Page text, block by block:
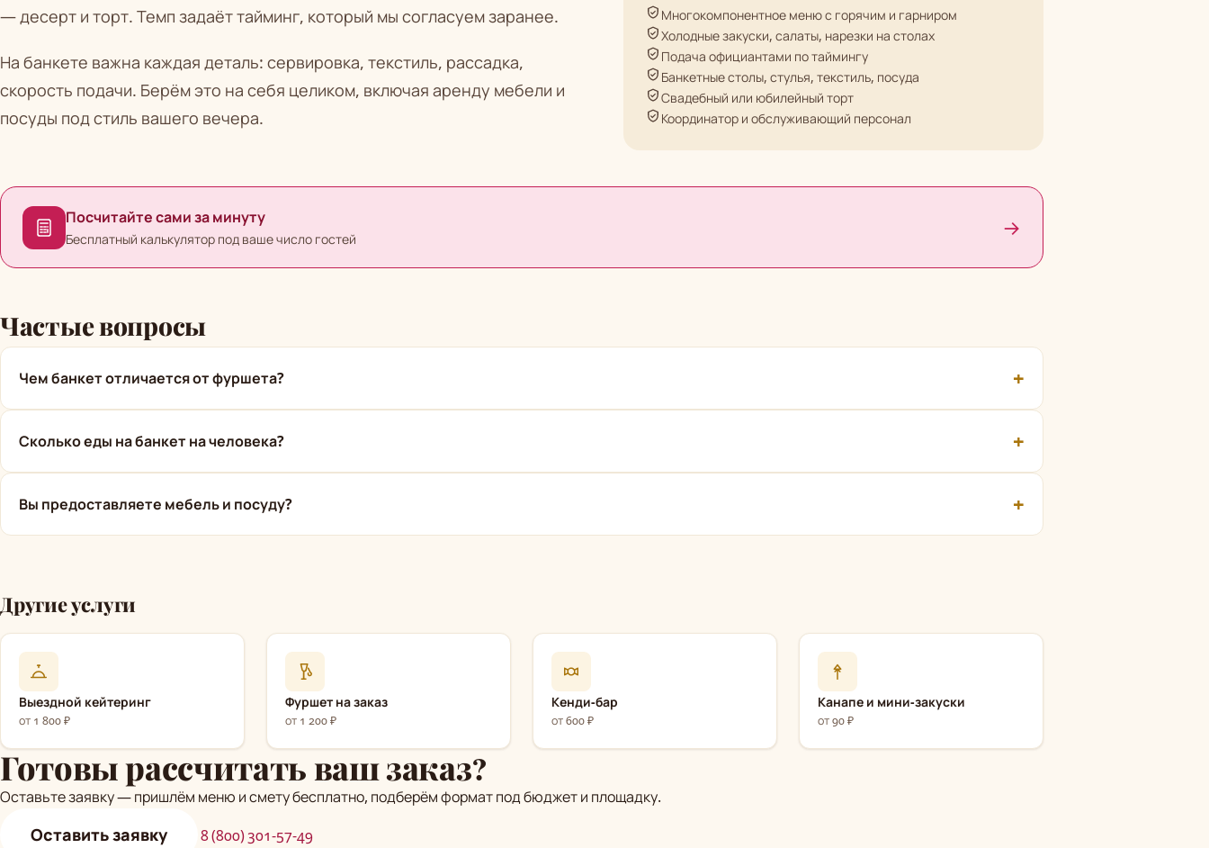
— десерт и торт. Темп задаёт тайминг, который мы согласуем заранее.
На банкете важна каждая деталь: сервировка, текстиль, рассадка,
скорость подачи. Берём это на себя целиком, включая аренду мебели и
посуды под стиль вашего вечера.
Многокомпонентное меню с горячим и гарниром
Холодные закуски, салаты, нарезки на столах
Подача официантами по таймингу
Банкетные столы, стулья, текстиль, посуда
Свадебный или юбилейный торт
Координатор и обслуживающий персонал
Посчитайте сами за минуту
Бесплатный калькулятор под ваше число гостей →
Частые вопросы
Чем банкет отличается от фуршета?
Сколько еды на банкет на человека?
Вы предоставляете мебель и посуду?
Другие услуги
Выездной кейтеринг
от 1 800 ₽
Фуршет на заказ
от 1 200 ₽
Кенди-бар
от 600 ₽
Канапе и мини-закуски
от 90 ₽
Готовы рассчитать ваш заказ?
Оставьте заявку — пришлём меню и смету бесплатно, подберём формат под бюджет и площадку.
Оставить заявку 8 (800) 301-57-49